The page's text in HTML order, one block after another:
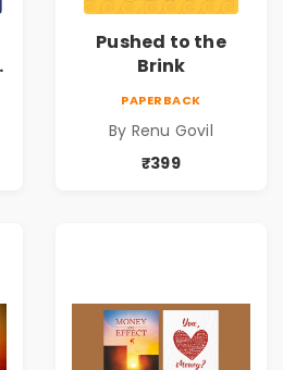
Pushed to the
Brink
PAPERBACK
By Renu Govil
₹399